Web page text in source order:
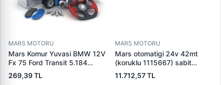
MARS MOTORU
Mars Komur Yuvasi BMW 12V
Fx 75 Ford Transit 5.184
Visteon | PARS PRS-BHL230
| OEM 97VB11000AA
269,39 TL
MARS MOTORU
Mars otomatigi 24v 42mt
(koruklu 1115667) sabit
pistonlu 3604650rx 7t0258
7x1955
11.712,57 TL